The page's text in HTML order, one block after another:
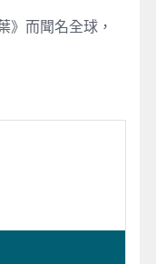
》而聞名全球，